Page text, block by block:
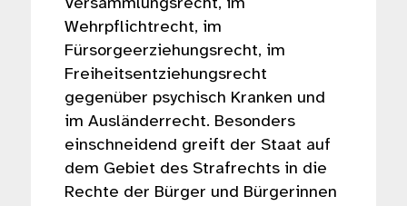
Versammlungsrecht, im
Wehrpflichtrecht, im
Fürsorgeerziehungsrecht, im
Freiheitsentziehungsrecht
gegenüber psychisch Kranken und
im Ausländerrecht. Besonders
einschneidend greift der Staat auf
dem Gebiet des Strafrechts in die
Rechte der Bürger und Bürgerinnen